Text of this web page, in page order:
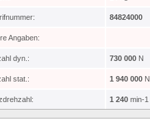
84824000
Angaben:
dyn.: 730 000 N
stat.: 1 940 000 N
1 240 min-1